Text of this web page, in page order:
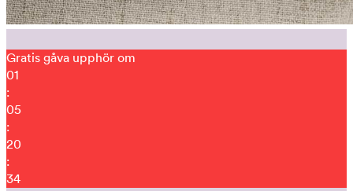
Gratis gåva upphör om
01
:
05
:
20
:
30